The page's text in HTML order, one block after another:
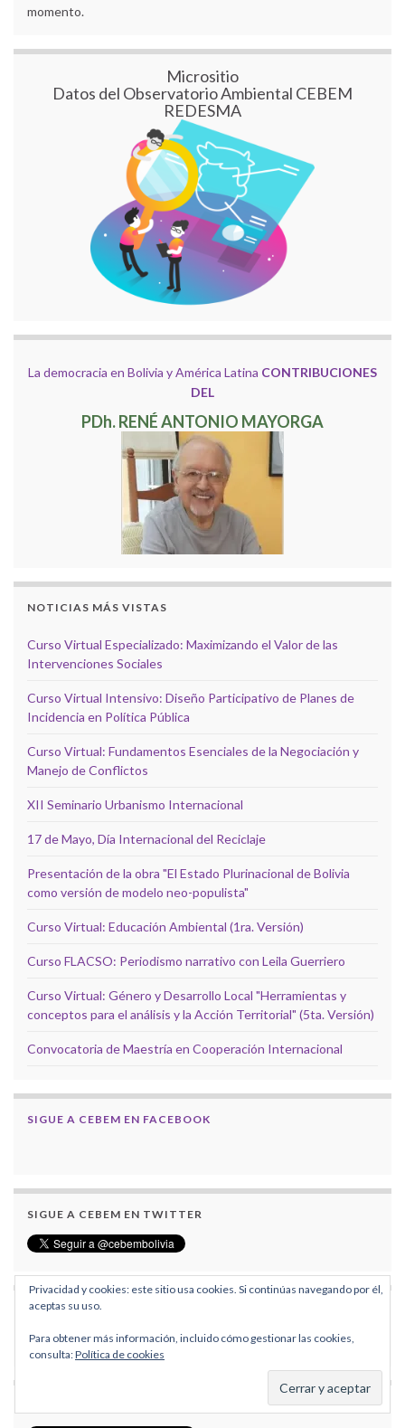
momento.
Micrositio
Datos del Observatorio Ambiental CEBEM
REDESMA
La democracia en Bolivia y América Latina CONTRIBUCIONES
DEL
PDh. RENÉ ANTONIO MAYORGA
NOTICIAS MÁS VISTAS
Curso Virtual Especializado: Maximizando el Valor de las
Intervenciones Sociales
Curso Virtual Intensivo: Diseño Participativo de Planes de
Incidencia en Política Pública
Curso Virtual: Fundamentos Esenciales de la Negociación y
Manejo de Conflictos
XII Seminario Urbanismo Internacional
17 de Mayo, Día Internacional del Reciclaje
Presentación de la obra "El Estado Plurinacional de Bolivia
como versión de modelo neo-populista"
Curso Virtual: Educación Ambiental (1ra. Versión)
Curso FLACSO: Periodismo narrativo con Leila Guerriero
Curso Virtual: Género y Desarrollo Local "Herramientas y
conceptos para el análisis y la Acción Territorial" (5ta. Versión)
Convocatoria de Maestría en Cooperación Internacional
SIGUE A CEBEM EN FACEBOOK
SIGUE A CEBEM EN TWITTER
SIGUE A REDESMA EN FACEBOOK
Privacidad y cookies: este sitio usa cookies. Si continúas navegando por él,
aceptas su uso.
Para obtener más información, incluido cómo gestionar las cookies,
consulta:Política de cookies